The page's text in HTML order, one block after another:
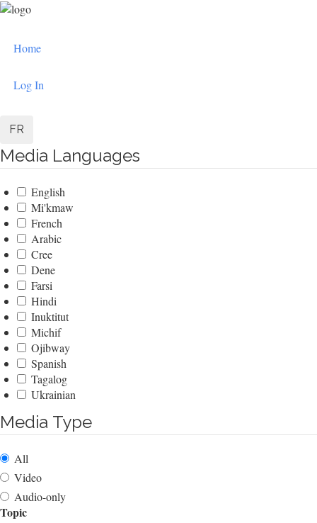
Skip
content
User
menu
Home
Log In
FR
Media Languages
English
Mi'kmaw
French
Arabic
Cree
Dene
Farsi
Hindi
Inuktitut
Michif
Ojibway
Spanish
Tagalog
Ukrainian
Media Type
All
Video
Audio-only
Topic